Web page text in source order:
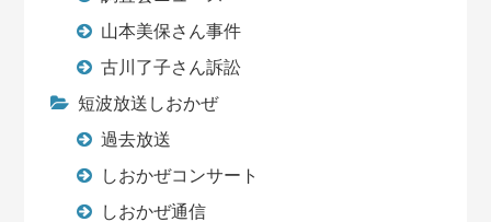
山本美保さん事件
古川了子さん訴訟
短波放送しおかぜ
過去放送
しおかぜコンサート
しおかぜ通信